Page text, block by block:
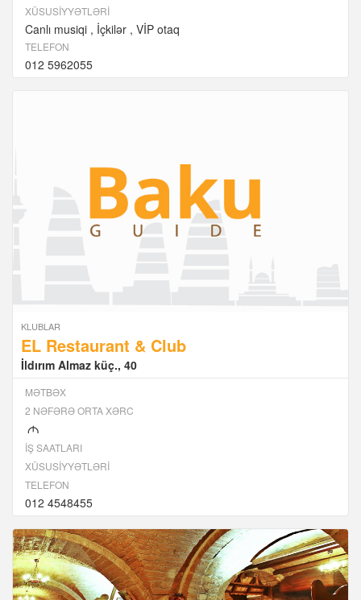
XÜSUSIYYƏTLƏRI
Canlı musiqi İçkilər VİP otaq
TELEFON
012 5962055
KLUBLAR
EL Restaurant & Club
İldırım Almaz küç., 40
MƏTBƏX
2 NƏFƏRƏ ORTA XƏRC
M
İŞ SAATLARI
XÜSUSIYYƏTLƏRI
TELEFON
012 4548455